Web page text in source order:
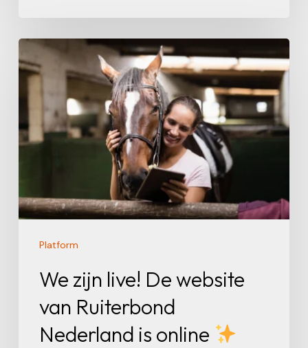
Platform
We
zijn
website
Nederland
is
online
We zijn live! De website
van Ruiterbond
Nederland is online